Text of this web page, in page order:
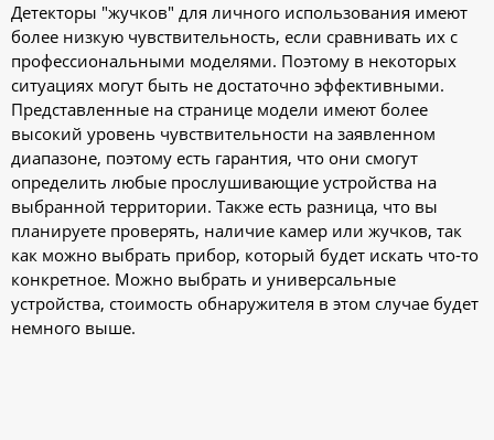
Детекторы "жучков" для личного использования имеют
более низкую чувствительность, если сравнивать их с
профессиональными моделями. Поэтому в некоторых
ситуациях могут быть не достаточно эффективными.
Представленные на странице модели имеют более
высокий уровень чувствительности на заявленном
диапазоне, поэтому есть гарантия, что они смогут
определить любые прослушивающие устройства на
выбранной территории. Также есть разница, что вы
планируете проверять, наличие камер или жучков, так
как можно выбрать прибор, который будет искать что-то
конкретное. Можно выбрать и универсальные
устройства, стоимость обнаружителя в этом случае будет
немного выше.